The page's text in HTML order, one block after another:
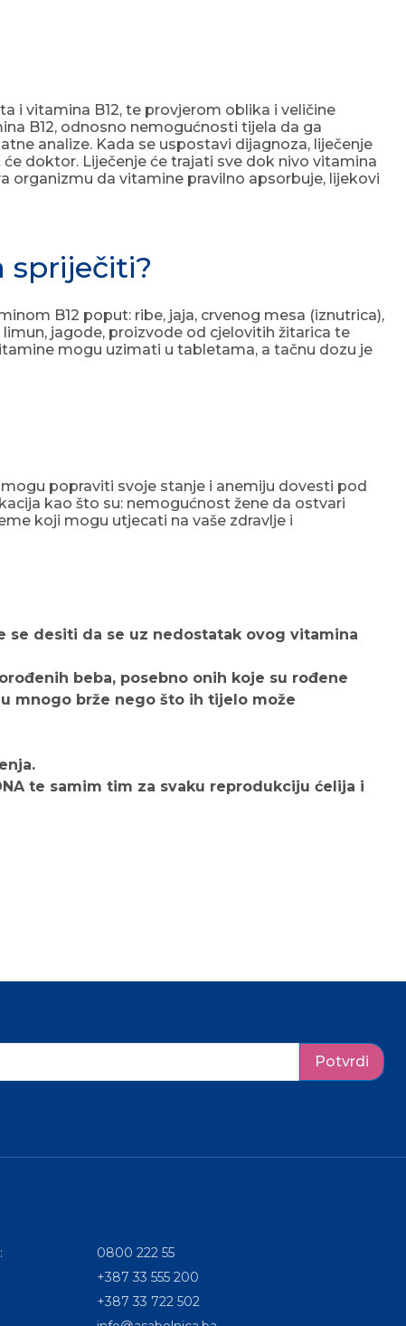
i vitamina B12, te provjerom oblika i veličine
B12, odnosno nemogućnosti tijela da ga
analize. Kada se uspostavi dijagnoza, liječenje
doktor. Liječenje će trajati sve dok nivo vitamina
organizmu da vitamine pravilno apsorbuje, lijekovi
spriječiti?
B12 poput: ribe, jaja, crvenog mesa (iznutrica),
jagode, proizvode od cjelovitih žitarica te
mogu uzimati u tabletama, a tačnu dozu je
popraviti svoje stanje i anemiju dovesti pod
kao što su: nemogućnost žene da ostvari
koji mogu utjecati na vaše zdravlje i
se desiti da se uz nedostatak ovog vitamina
beba, posebno onih koje su rođene
mnogo brže nego što ih tijelo može
te samim tim za svaku reprodukciju ćelija i
Potvrdi
0800 222 55
+387 33 555 200
+387 33 722 502